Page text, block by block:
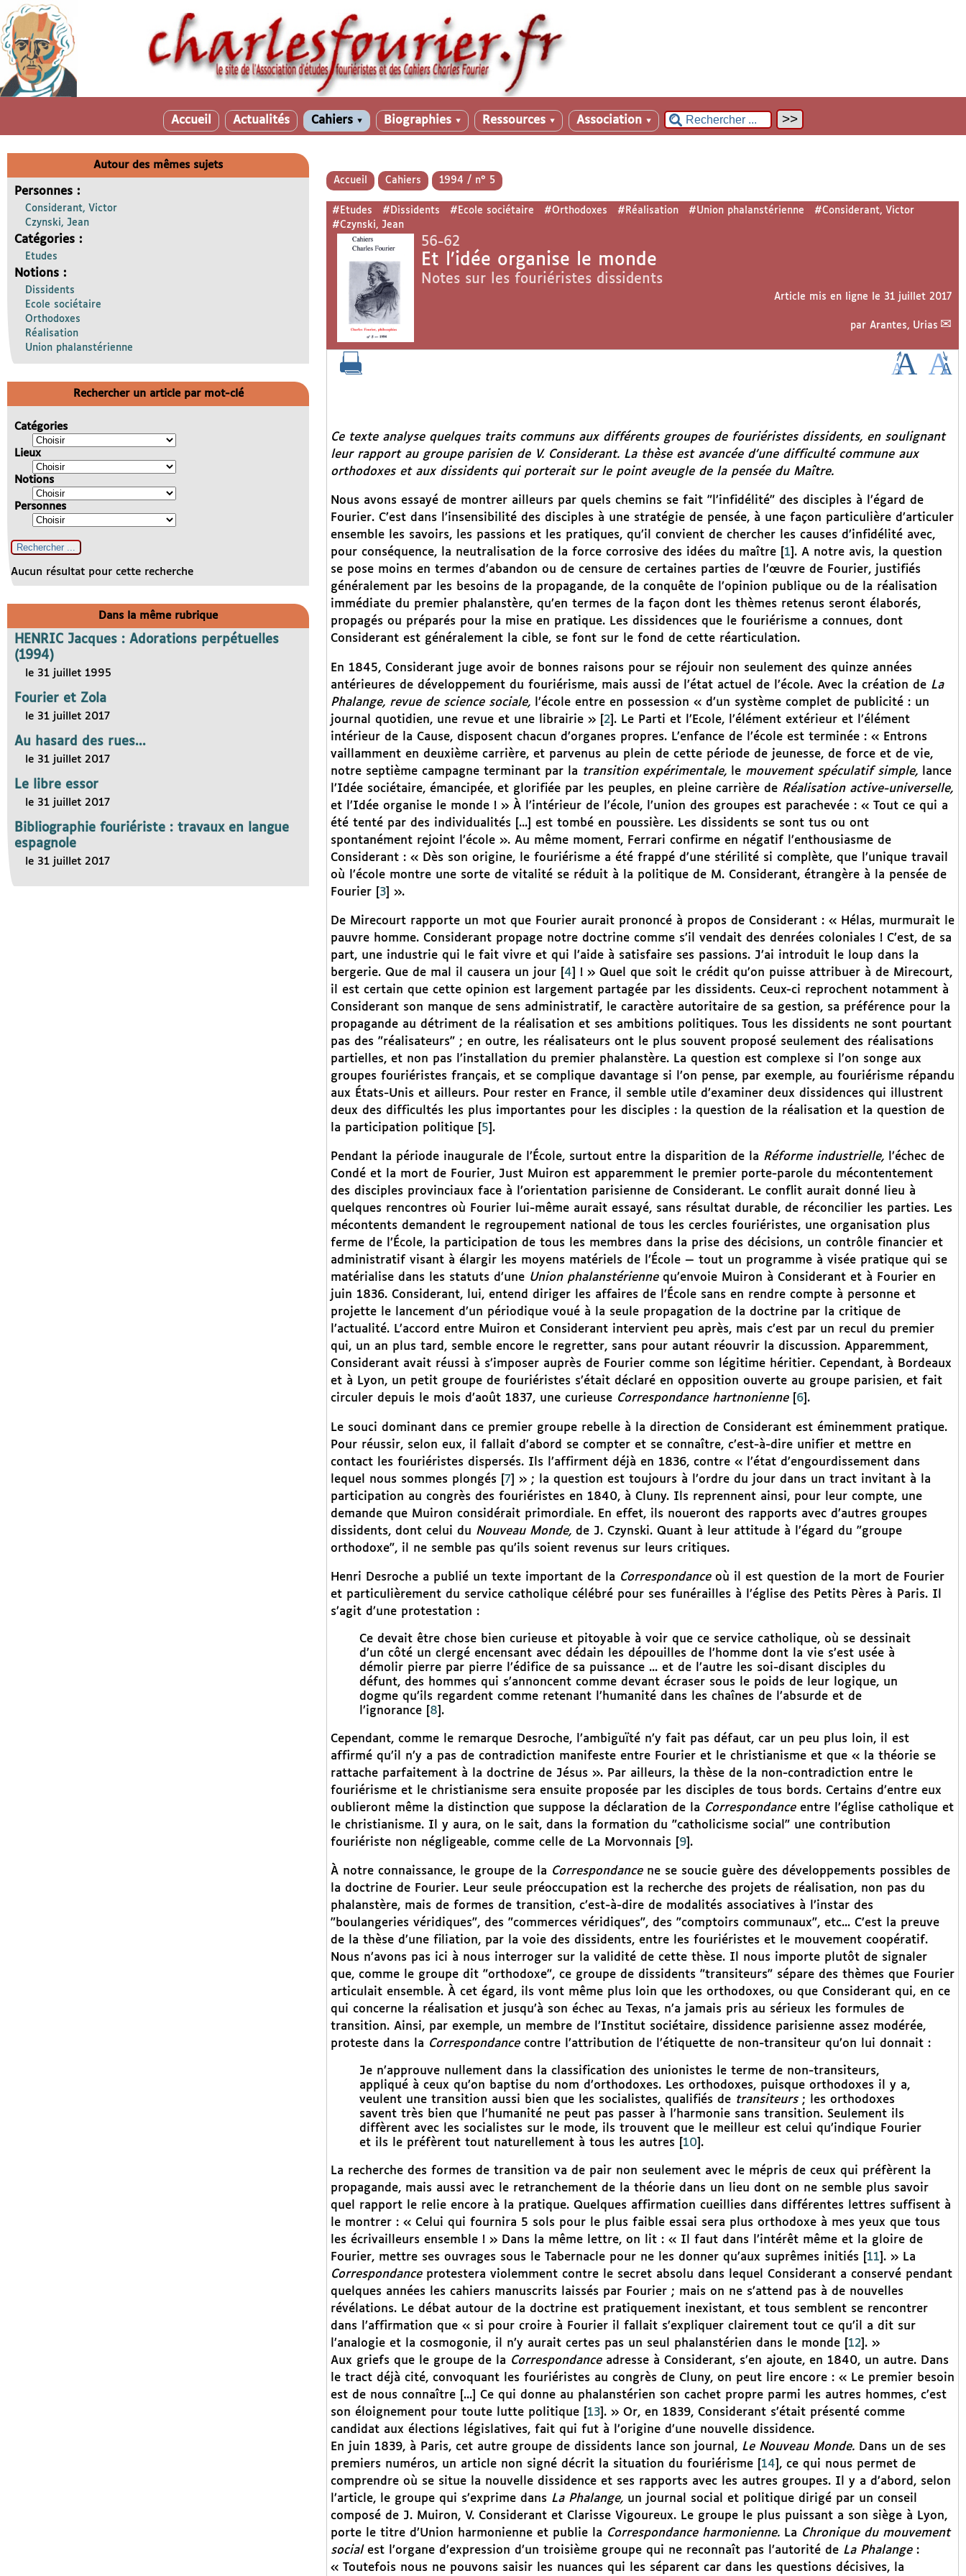
Accueil Actualités Cahiers ▼ Biographies ▼ Ressources ▼ Association ▼
Accueil Cahiers 1994 / n° 5
#Etudes #Dissidents #Ecole sociétaire #Orthodoxes #Réalisation #Union phalanstérienne
#Considerant, Victor
#Czynski, Jean
56-62
Et l’idée organise le monde
Notes sur les fouriéristes dissidents
Article mis en ligne le 31 juillet 2017
par Arantes, Urias
Ce texte analyse quelques traits communs aux différents groupes de fouriéristes dissidents, en soulignant
leur rapport au groupe parisien de V. Considerant. La thèse est avancée d’une difficulté commune aux
orthodoxes et aux dissidents qui porterait sur le point aveugle de la pensée du Maître.
Nous avons essayé de montrer ailleurs par quels chemins se fait "l’infidélité" des disciples à l’égard de
Fourier. C’est dans l’insensibilité des disciples à une stratégie de pensée, à une façon particulière d’articuler
ensemble les savoirs, les passions et les pratiques, qu’il convient de chercher les causes d’infidélité avec,
pour conséquence, la neutralisation de la force corrosive des idées du maître[ 1 . A notre avis, la question
se pose moins en termes d’abandon ou de censure de certaines parties de l’œuvre de Fourier, justifiés
généralement par les besoins de la propagande, de la conquête de l’opinion publique ou de la réalisation
immédiate du premier phalanstère, qu’en termes de la façon dont les thèmes retenus seront élaborés,
propagés ou préparés pour la mise en pratique. Les dissidences que le fouriérisme a connues, dont
Considerant est généralement la cible, se font sur le fond de cette réarticulation.
En 1845, Considerant juge avoir de bonnes raisons pour se réjouir non seulement des quinze années
antérieures de développement du fouriérisme, mais aussi de l’état actuel de l’école. Avec la création de La
Phalange, revue de science sociale,l’école entre en possession « d’un système complet de publicité : un
journal quotidien, une revue et une librairie »[ 2] . Le Parti et l’Ecole, l’élément extérieur et l’élément
intérieur de la Cause, disposent chacun d’organes propres. L’enfance de l’école est terminée : « Entrons
vaillamment en deuxième carrière, et parvenus au plein de cette période de jeunesse, de force et de vie,
notre septième campagne terminant par la transition expérimentale,le mouvement spéculatif simple,lance
l’Idée sociétaire, émancipée, et glorifiée par les peuples, en pleine carrière de Réalisation active-universelle,
et l’Idée organise le monde ! » À l’intérieur de l’école, l’union des groupes est parachevée : « Tout ce qui a
été tenté par des individualités [...] est tombé en poussière. Les dissidents se sont tus ou ont
spontanément rejoint l’école ». Au même moment, Ferrari confirme en négatif l’enthousiasme de
Considerant : « Dès son origine, le fouriérisme a été frappé d’une stérilité si complète, que l’unique travail
où l’école montre une sorte de vitalité se réduit à la politique de M. Considerant, étrangère à la pensée de
Fourier[ 3] ».
De Mirecourt rapporte un mot que Fourier aurait prononcé à propos de Considerant : « Hélas, murmurait le
pauvre homme. Considerant propage notre doctrine comme s’il vendait des denrées coloniales ! C’est, de sa
part, une industrie qui le fait vivre et qui l’aide à satisfaire ses passions. J’ai introduit le loup dans la
bergerie. Que de mal il causera un jour[ 4
! » Quel que soit le crédit qu’on puisse attribuer à de Mirecourt,
il est certain que cette opinion est largement partagée par les dissidents. Ceux-ci reprochent notamment à
Considerant son manque de sens administratif, le caractère autoritaire de sa gestion, sa préférence pour la
propagande au détriment de la réalisation et ses ambitions politiques. Tous les dissidents ne sont pourtant
pas des "réalisateurs" ; en outre, les réalisateurs ont le plus souvent proposé seulement des réalisations
partielles, et non pas l’installation du premier phalanstère. La question est complexe si l’on songe aux
groupes fouriéristes français, et se complique davantage si l’on pense, par exemple, au fouriérisme répandu
aux États-Unis et ailleurs. Pour rester en France, il semble utile d’examiner deux dissidences qui illustrent
deux des difficultés les plus importantes pour les disciples : la question de la réalisation et la question de
la participation politique[ 5 .
Pendant la période inaugurale de l’École, surtout entre la disparition de la Réforme industrielle,l’échec de
Condé et la mort de Fourier, Just Muiron est apparemment le premier porte-parole du mécontentement
des disciples provinciaux face à l’orientation parisienne de Considerant. Le conflit aurait donné lieu à
quelques rencontres où Fourier lui-même aurait essayé, sans résultat durable, de réconcilier les parties. Les
mécontents demandent le regroupement national de tous les cercles fouriéristes, une organisation plus
ferme de l’École, la participation de tous les membres dans la prise des décisions, un contrôle financier et
administratif visant à élargir les moyens matériels de l’École — tout un programme à visée pratique qui se
matérialise dans les statuts d’une Union phalanstériennequ’envoie Muiron à Considerant et à Fourier en
juin 1836. Considerant, lui, entend diriger les affaires de l’École sans en rendre compte à personne et
projette le lancement d’un périodique voué à la seule propagation de la doctrine par la critique de
l’actualité. L’accord entre Muiron et Considerant intervient peu après, mais c’est par un recul du premier
qui, un an plus tard, semble encore le regretter, sans pour autant réouvrir la discussion. Apparemment,
Considerant avait réussi à s’imposer auprès de Fourier comme son légitime héritier. Cependant, à Bordeaux
et à Lyon, un petit groupe de fouriéristes s’était déclaré en opposition ouverte au groupe parisien, et fait
circuler depuis le mois d’août 1837, une curieuse Correspondance hartnonienne[ 6] .
Le souci dominant dans ce premier groupe rebelle à la direction de Considerant est éminemment pratique.
Pour réussir, selon eux, il fallait d’abord se compter et se connaître, c’est-à-dire unifier et mettre en
contact les fouriéristes dispersés. Ils l’affirment déjà en 1836, contre « l’état d’engourdissement dans
lequel nous sommes plongés
7
» ; la question est toujours à l’ordre du jour dans un tract invitant à la
participation au congrès des fouriéristes en 1840, à Cluny. Ils reprennent ainsi, pour leur compte, une
demande que Muiron considérait primordiale. En effet, ils noueront des rapports avec d’autres groupes
dissidents, dont celui du Nouveau Monde,de J. Czynski. Quant à leur attitude à l’égard du "groupe
orthodoxe", il ne semble pas qu’ils soient revenus sur leurs critiques.
Henri Desroche a publié un texte important de la Correspondanceoù il est question de la mort de Fourier
et particulièrement du service catholique célébré pour ses funérailles à l’église des Petits Pères à Paris. Il
s’agit d’une protestation :
Ce devait être chose bien curieuse et pitoyable à voir que ce service catholique, où se dessinait
d’un côté un clergé encensant avec dédain les dépouilles de l’homme dont la vie s’est usée à
démolir pierre par pierre l’édifice de sa puissance ... et de l’autre les soi-disant disciples du
défunt, des hommes qui s’annoncent comme devant écraser sous le poids de leur logique, un
dogme qu’ils regardent comme retenant l’humanité dans les chaînes de l’absurde et de
l’ignorance[ 8 .
Cependant, comme le remarque Desroche, l’ambiguïté n’y fait pas défaut, car un peu plus loin, il est
affirmé qu’il n’y a pas de contradiction manifeste entre Fourier et le christianisme et que « la théorie se
rattache parfaitement à la doctrine de Jésus ». Par ailleurs, la thèse de la non-contradiction entre le
fouriérisme et le christianisme sera ensuite proposée par les disciples de tous bords. Certains d’entre eux
oublieront même la distinction que suppose la déclaration de la Correspondanceentre l’église catholique et
le christianisme. Il y aura, on le sait, dans la formation du "catholicisme social" une contribution
fouriériste non négligeable, comme celle de La Morvonnais
9] .
À notre connaissance, le groupe de la Correspondancene se soucie guère des développements possibles de
la doctrine de Fourier. Leur seule préoccupation est la recherche des projets de réalisation, non pas du
phalanstère, mais de formes de transition, c’est-à-dire de modalités associatives à l’instar des
"boulangeries véridiques", des "commerces véridiques", des "comptoirs communaux", etc... C’est la preuve
de la thèse d’une filiation, par la voie des dissidents, entre les fouriéristes et le mouvement coopératif.
Nous n’avons pas ici à nous interroger sur la validité de cette thèse. Il nous importe plutôt de signaler
que, comme le groupe dit "orthodoxe", ce groupe de dissidents "transiteurs" sépare des thèmes que Fourier
articulait ensemble. À cet égard, ils vont même plus loin que les orthodoxes, ou que Considerant qui, en ce
qui concerne la réalisation et jusqu’à son échec au Texas, n’a jamais pris au sérieux les formules de
transition. Ainsi, par exemple, un membre de l’Institut sociétaire, dissidence parisienne assez modérée,
proteste dans la Correspondancecontre l’attribution de l’étiquette de non-transiteur qu’on lui donnait :
Je n’approuve nullement dans la classification des unionistes le terme de non-transiteurs,
appliqué à ceux qu’on baptise du nom d’orthodoxes. Les orthodoxes, puisque orthodoxes il y a,
veulent une transition aussi bien que les socialistes, qualifiés de transiteurs; les orthodoxes
savent très bien que l’humanité ne peut pas passer à l’harmonie sans transition. Seulement ils
diffèrent avec les socialistes sur le mode, ils trouvent que le meilleur est celui qu’indique Fourier
et ils le préfèrent tout naturellement à tous les autres
10 .
La recherche des formes de transition va de pair non seulement avec le mépris de ceux qui préfèrent la
propagande, mais aussi avec le retranchement de la théorie dans un lieu dont on ne semble plus savoir
quel rapport le relie encore à la pratique. Quelques affirmation cueillies dans différentes lettres suffisent à
le montrer : « Celui qui fournira 5 sols pour le plus faible essai sera plus orthodoxe à mes yeux que tous
les écrivailleurs ensemble ! » Dans la même lettre, on lit : « Il faut dans l’intérêt même et la gloire de
Fourier, mettre ses ouvrages sous le Tabernacle pour ne les donner qu’aux suprêmes initiés
11 . » La
Correspondanceprotestera violemment contre le secret absolu dans lequel Considerant a conservé pendant
quelques années les cahiers manuscrits laissés par Fourier ; mais on ne s’attend pas à de nouvelles
révélations. Le débat autour de la doctrine est pratiquement inexistant, et tous semblent se rencontrer
dans l’affirmation que « si pour croire à Fourier il fallait s’expliquer clairement tout ce qu’il a dit sur
l’analogie et la cosmogonie, il n’y aurait certes pas un seul phalanstérien dans le monde[ 12] . »
Aux griefs que le groupe de la Correspondanceadresse à Considerant, s’en ajoute, en 1840, un autre. Dans
le tract déjà cité, convoquant les fouriéristes au congrès de Cluny, on peut lire encore : « Le premier besoin
est de nous connaître [...] Ce qui donne au phalanstérien son cachet propre parmi les autres hommes, c’est
son éloignement pour toute lutte politique[ 13] . » Or, en 1839, Considerant s’était présenté comme
candidat aux élections législatives, fait qui fut à l’origine d’une nouvelle dissidence.
En juin 1839, à Paris, cet autre groupe de dissidents lance son journal, Le Nouveau Monde.Dans un de ses
premiers numéros, un article non signé décrit la situation du fouriérisme[ 14 , ce qui nous permet de
comprendre où se situe la nouvelle dissidence et ses rapports avec les autres groupes. Il y a d’abord, selon
l’article, le groupe qui s’exprime dans La Phalange,un journal social et politique dirigé par un conseil
composé de J. Muiron, V. Considerant et Clarisse Vigoureux. Le groupe le plus puissant a son siège à Lyon,
porte le titre d’Union harmonienne et publie la Correspondance harmonienne.La Chronique du mouvement
socialest l’organe d’expression d’un troisième groupe qui ne reconnaît pas l’autorité de La Phalange:
« Toutefois nous ne pouvons saisir les nuances qui les séparent car dans les questions décisives, la
Autour des mêmes sujets
Personnes :
Considerant, Victor
Czynski, Jean
Catégories :
Etudes
Notions :
Dissidents
Ecole sociétaire
Orthodoxes
Réalisation
Union phalanstérienne
Rechercher un article par mot-clé
Catégories
Lieux
Notions
Personnes
Aucun résultat pour cette recherche
Dans la même rubrique
HENRIC Jacques : Adorations perpétuelles
(1994)
le 31 juillet 1995
Fourier et Zola
le 31 juillet 2017
Au hasard des rues...
le 31 juillet 2017
Le libre essor
le 31 juillet 2017
Bibliographie fouriériste : travaux en langue
espagnole
le 31 juillet 2017